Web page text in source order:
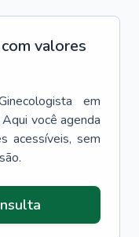
valores
em
você agenda
acessíveis, sem